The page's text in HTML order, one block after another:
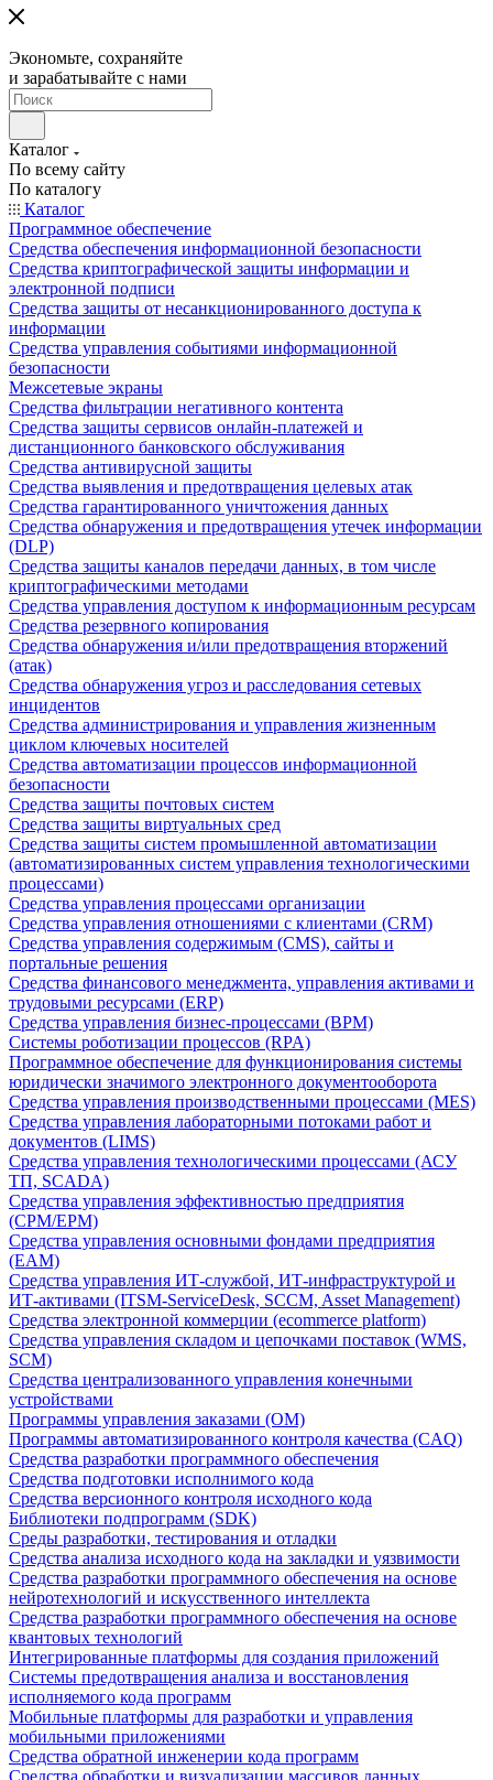
Экономьте, сохраняйте
и зарабатывайте с нами
Каталог
По всему сайту
По каталогу
Каталог
Программное обеспечение
Средства обеспечения информационной безопасности
Средства криптографической защиты информации и
электронной подписи
Средства защиты от несанкционированного доступа к
информации
Средства управления событиями информационной
безопасности
Межсетевые экраны
Средства фильтрации негативного контента
Средства защиты сервисов онлайн-платежей и
дистанционного банковского обслуживания
Средства антивирусной защиты
Средства выявления и предотвращения целевых атак
Средства гарантированного уничтожения данных
Средства обнаружения и предотвращения утечек информации
(DLP)
Средства защиты каналов передачи данных, в том числе
криптографическими методами
Средства управления доступом к информационным ресурсам
Средства резервного копирования
Средства обнаружения и/или предотвращения вторжений
(атак)
Средства обнаружения угроз и расследования сетевых
инцидентов
Средства администрирования и управления жизненным
циклом ключевых носителей
Средства автоматизации процессов информационной
безопасности
Средства защиты почтовых систем
Средства защиты виртуальных сред
Средства защиты систем промышленной автоматизации
(автоматизированных систем управления технологическими
процессами)
Средства управления процессами организации
Средства управления отношениями с клиентами (CRM)
Средства управления содержимым (CMS), сайты и
портальные решения
Средства финансового менеджмента, управления активами и
трудовыми ресурсами (ERP)
Средства управления бизнес-процессами (BPM)
Системы роботизации процессов (RPA)
Программное обеспечение для функционирования системы
юридически значимого электронного документооборота
Средства управления производственными процессами (MES)
Средства управления лабораторными потоками работ и
документов (LIMS)
Средства управления технологическими процессами (АСУ
ТП, SCADA)
Средства управления эффективностью предприятия
(CPM/EPM)
Средства управления основными фондами предприятия
(EAM)
Средства управления ИТ-службой, ИТ-инфраструктурой и
ИТ-активами (ITSM-ServiceDesk, SCCM, Asset Management)
Средства электронной коммерции (ecommerce platform)
Средства управления складом и цепочками поставок (WMS,
SCM)
Средства централизованного управления конечными
устройствами
Программы управления заказами (OM)
Программы автоматизированного контроля качества (CAQ)
Средства разработки программного обеспечения
Средства подготовки исполнимого кода
Средства версионного контроля исходного кода
Библиотеки подпрограмм (SDK)
Среды разработки, тестирования и отладки
Средства анализа исходного кода на закладки и уязвимости
Средства разработки программного обеспечения на основе
нейротехнологий и искусственного интеллекта
Средства разработки программного обеспечения на основе
квантовых технологий
Интегрированные платформы для создания приложений
Системы предотвращения анализа и восстановления
исполняемого кода программ
Мобильные платформы для разработки и управления
мобильными приложениями
Средства обратной инженерии кода программ
Средства обработки и визуализации массивов данных